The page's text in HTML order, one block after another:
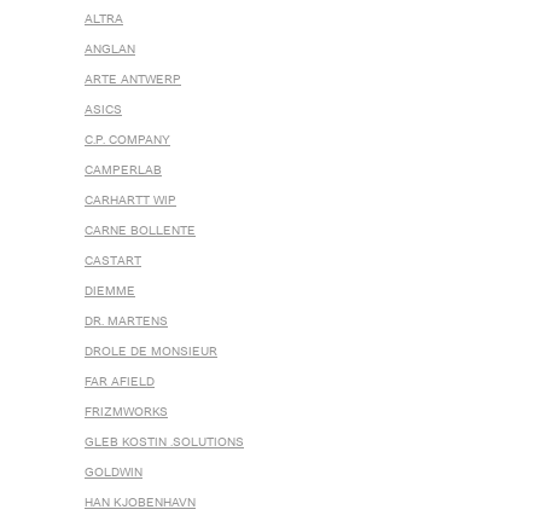
ALTRA
ANGLAN
ARTE ANTWERP
ASICS
C.P. COMPANY
CAMPERLAB
CARHARTT WIP
CARNE BOLLENTE
CASTART
DIEMME
DR. MARTENS
DROLE DE MONSIEUR
FAR AFIELD
FRIZMWORKS
GLEB KOSTIN .SOLUTIONS
GOLDWIN
HAN KJOBENHAVN